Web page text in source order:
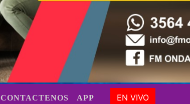
CONTACTENOS APP EN VIVO